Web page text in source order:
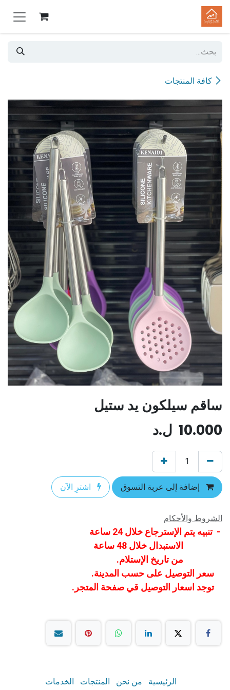
تخطي للذهاب إلى المحتوى
كافة المنتجات
ساقم سيلكون يد ستيل
10.000 ل.د
إضافة إلى عربة التسوق اشترِ الآن
الشروط والأحكام
- تنبيه يتم الإسترجاع خلال 24 ساعة
الاستبدال خلال 48 ساعة
من تاريخ الإستلام.
سعر التوصيل على حسب المدينة.
توجد اسعار التوصيل قي صفحة المتجر.
الرئيسية من نحن المنتجات الخدمات